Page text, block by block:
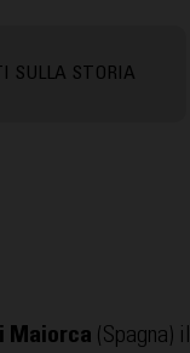
SULLA STORIA
Maiorca (Spagna) il